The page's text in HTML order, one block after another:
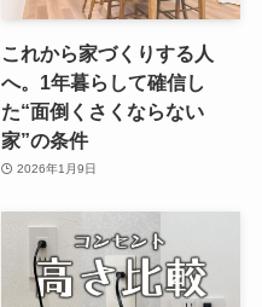
これから家づくりする人
へ。1年暮らして確信し
た“面倒くさくならない
家”の条件
2026年1月9日